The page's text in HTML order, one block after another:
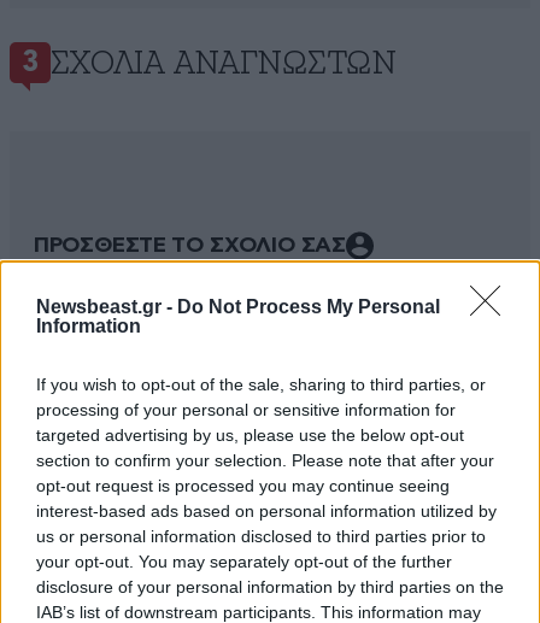
Newsbeast.gr - Do Not Process My Personal
Information
If you wish to opt-out of the sale, sharing to third parties, or
processing of your personal or sensitive information for
targeted advertising by us, please use the below opt-out
section to confirm your selection. Please note that after your
opt-out request is processed you may continue seeing
interest-based ads based on personal information utilized by
us or personal information disclosed to third parties prior to
your opt-out. You may separately opt-out of the further
disclosure of your personal information by third parties on the
IAB’s list of downstream participants. This information may
3 ΣΧΌΛΙΑ ΑΝΑΓΝΩΣΤΏΝ
ΠΡΟΣΘΕΣΤΕ ΤΟ ΣΧΟΛΙΟ ΣΑΣ
Xαρακτήρες: 0/1000
Διαβάστε και ακολουθήστε τους κανόνες σχολιασμού